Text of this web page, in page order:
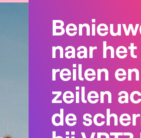
naar het
reilen en
zeilen
de